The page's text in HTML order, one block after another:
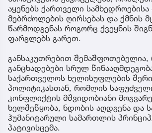
აყენებს ქართველი სამხედროებისა
მებრძოლების ღირსებას და ქმნის
წარმოდგენას როგორც ქვეყნის
ფარგლებს გარეთ.
განსაკუთრებით შემაშფოთებელია,
განცხადებები სრულ
საქართველოს ხელისუფლების
პოლიტიკასთან, რომლის
კონფლიქტის მშვიდობიანი
ხელშეწყობა, ნდობის აღდგენა და
ჰუმანიტარული სამართლის
პატივისცემა.